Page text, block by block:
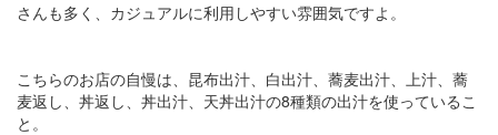
さんも多く、カジュアルに利用しやすい雰囲気ですよ。
こちらのお店の自慢は、昆布出汁、白出汁、蕎麦出汁、上汁、蕎
麦返し、丼返し、丼出汁、天丼出汁の8種類の出汁を使っているこ
と。